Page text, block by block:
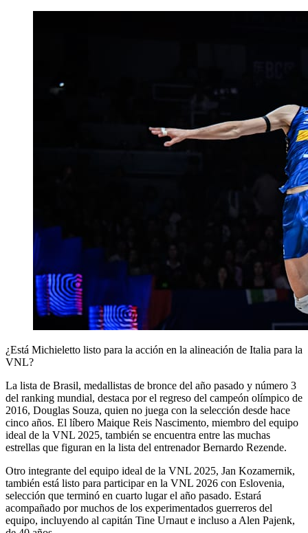
¿Está Michieletto listo para la acción en la alineación de Italia para la
VNL?
La lista de Brasil, medallistas de bronce del año pasado y número 3
del ranking mundial, destaca por el regreso del campeón olímpico de
2016, Douglas Souza, quien no juega con la selección desde hace
cinco años. El líbero Maique Reis Nascimento, miembro del equipo
ideal de la VNL 2025, también se encuentra entre las muchas
estrellas que figuran en la lista del entrenador Bernardo Rezende.
Otro integrante del equipo ideal de la VNL 2025, Jan Kozamernik,
también está listo para participar en la VNL 2026 con Eslovenia,
selección que terminó en cuarto lugar el año pasado. Estará
acompañado por muchos de los experimentados guerreros del
equipo, incluyendo al capitán Tine Urnaut e incluso a Alen Pajenk,